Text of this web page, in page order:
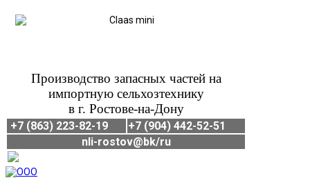
Производство запасных частей на
импортную сельхозтехнику
в г. Ростове-на-Дону
+7 (863) 223-82-19
+7 (904) 442-52-51
nli-rostov@bk/ru